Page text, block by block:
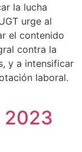
la lucha
urge al
el contenido
contra la
y a intensificar
laboral.
2023